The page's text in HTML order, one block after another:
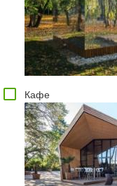
Кафе